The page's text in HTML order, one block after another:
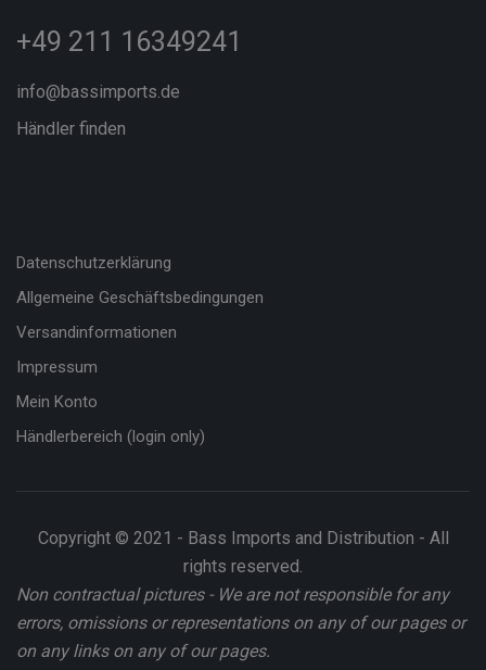
+49 211 16349241
info@bassimports.de
Händler finden
Datenschutzerklärung
Allgemeine Geschäftsbedingungen
Versandinformationen
Impressum
Mein Konto
Händlerbereich (login only)
Copyright © 2021 - Bass Imports and Distribution - All
rights reserved.
Non contractual pictures - We are not responsible for any
errors, omissions or representations on any of our pages or
on any links on any of our pages.